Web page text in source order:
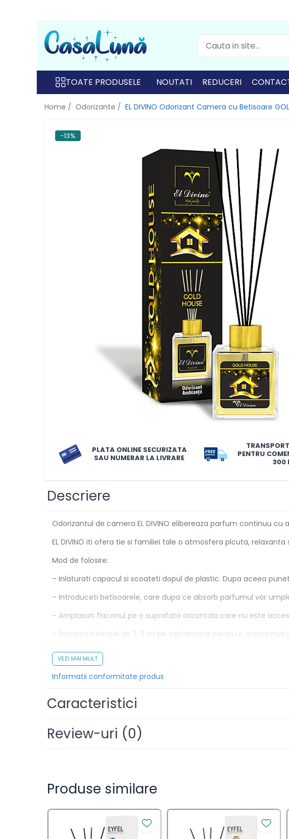
Toate Produsele
Gamma D'ORO
Gamma D'ORO
Gamma D'ORO Odorizant Cu
Betisoare 120 ml
Solutie de intretinere textile
Produse Dezinfectante-
Produse de uz casnic
Produse de uz casnic
Daunatoare
Diverse produse de uz casnic
Servetele Umede Multisuprfete
Bureti/Perie
Deo Incaltaminte
TOATE PRODUSELE NOUTATI REDUCERI
Home / Odorizante / EL DIVINO Odorizant Camera cu Betisoare
-13%
PLATA ONLINE SECURIZATA
SAU NUMERAR LA LIVRARE
PENTRU
300
Descriere
Odorizantul de camera EL DIVINO elibereaza parfum continuu cu
EL DIVINO iti ofera tie si familiei tale o atmosfera plcuta,
Mod de folosire:
– Inlaturati capacul si scoateti dopul de plastic. Dupa aceea
– Introduceti betisoarele, care dupa ce absorb parfumul vor
– Amplasati flaconul pe o suprafata orizontala care nu este
– Întoarceti betele de 2-3 ori pe saptamana pentru o aroma mai
– La amplasare va rugam sa fiti atenti ca betisoarele sau
– A se pastra la temperaturi intre 5-30 grade Celsius.
VEZI MAI MULT
Informatii conformitate produs
Caracteristici
Review-uri (0)
Produse similare